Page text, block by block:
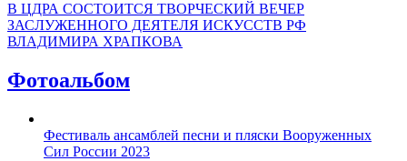
В ЦДРА СОСТОИТСЯ ТВОРЧЕСКИЙ ВЕЧЕР
ЗАСЛУЖЕННОГО ДЕЯТЕЛЯ ИСКУССТВ РФ
ВЛАДИМИРА ХРАПКОВА
Фотоальбом
Фестиваль ансамблей песни и пляски Вооруженных
Сил России 2023